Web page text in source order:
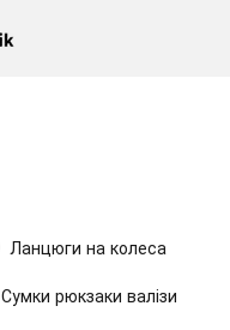
Ланцюги на колеса
Сумки рюкзаки валізи